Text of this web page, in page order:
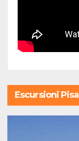
Escursioni Pisa